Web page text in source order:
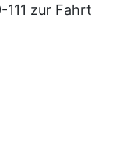
zur Fahrt